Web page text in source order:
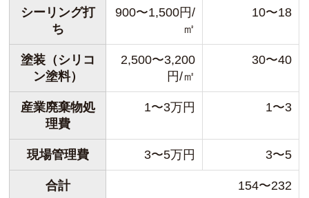
シーリング打
ち
900〜1,500円/
㎡
10〜18
塗装（シリコ
ン塗料）
2,500〜3,200
円/㎡
30〜40
産業廃棄物処
理費
1〜3万円 1〜3
現場管理費 3〜5万円 3〜5
合計 154〜232